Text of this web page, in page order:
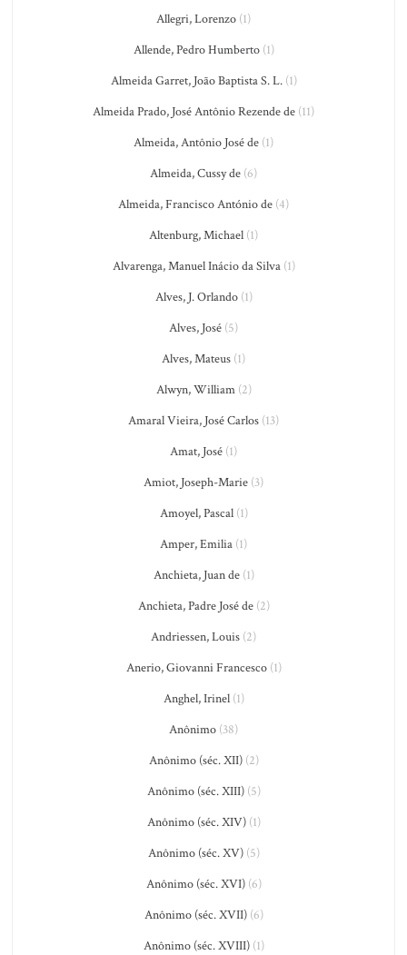
Allegri, Lorenzo (1)
Allende, Pedro Humberto(1)
Almeida Garret, João Baptista S. L.(1)
Almeida Prado, José Antônio Rezende de (11)
Almeida, Antônio José de (1)
Almeida, Cussy de (6)
Almeida, Francisco António de (4)
Altenburg, Michael (1)
Alvarenga, Manuel Inácio da Silva(1)
Alves, J. Orlando(1)
Alves, José (5)
Alves, Mateus (1)
Alwyn, William(2)
Amaral Vieira, José Carlos (13)
Amat, José (1)
Amiot, Joseph-Marie (3)
Amoyel, Pascal(1)
Amper, Emilia (1)
Anchieta, Juan de(1)
Anchieta, Padre José de(2)
Andriessen, Louis (2)
Anerio, Giovanni Francesco(1)
Anghel, Irinel(1)
Anônimo (38)
Anônimo (séc. XII)(2)
Anônimo (séc. XIII)(5)
Anônimo (séc. XIV)(1)
Anônimo (séc. XV)(5)
Anônimo (séc. XVI)(6)
Anônimo (séc. XVII)(6)
Anônimo (séc. XVIII)(1)